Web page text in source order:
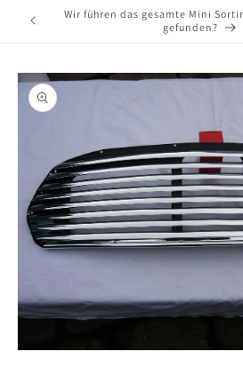
Kontaktieren Sie uns per Mail ✉️